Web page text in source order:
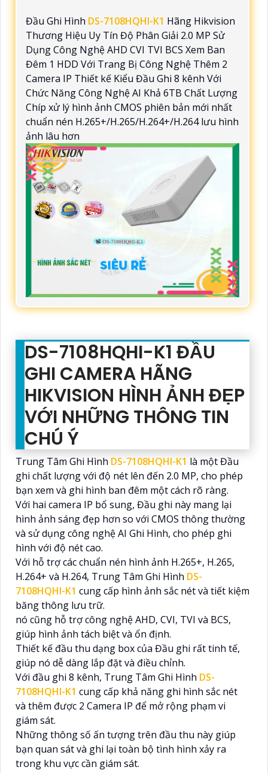
Đầu Ghi Hình DS-7108HQHI-K1 Hãng Hikvision
Thương Hiệu Uy Tín Độ Phân Giải 2.0 MP Sử
Dụng Công Nghệ AHD CVI TVI BCS Xem Ban
Đêm 1 HDD Với Trang Bị Công Nghệ Thêm 2
Camera IP Thiết kế Kiểu Đầu Ghi 8 kênh Với
Chức Năng Công Nghệ AI Khả 6TB Chất Lượng
Chíp xử lý hình ảnh CMOS phiên bản mới nhất
chuẩn nén H.265+/H.265/H.264+/H.264 lưu hình
ảnh lâu hơn
DS-7108HQHI-K1 ĐẦU
GHI CAMERA HÃNG
HIKVISION HÌNH ẢNH ĐẸP
VỚI NHỮNG THÔNG TIN
CHÚ Ý
Trung Tâm Ghi Hình DS-7108HQHI-K1 là một Đầu
ghi chất lượng với độ nét lên đến 2.0 MP, cho phép
bạn xem và ghi hình ban đêm một cách rõ ràng.
Với hai camera IP bổ sung, Đầu ghi này mang lại
hình ảnh sáng đẹp hơn so với CMOS thông thường
và sử dụng công nghệ AI Ghi Hình, cho phép ghi
hình với độ nét cao.
Với hỗ trợ các chuẩn nén hình ảnh H.265+, H.265,
H.264+ và H.264, Trung Tâm Ghi Hình DS-
7108HQHI-K1 cung cấp hình ảnh sắc nét và tiết kiệm
băng thông lưu trữ.
nó cũng hỗ trợ công nghệ AHD, CVI, TVI và BCS,
giúp hình ảnh tách biệt và ổn định.
Thiết kế đầu thu dạng box của Đầu ghi rất tinh tế,
giúp nó dễ dàng lắp đặt và điều chỉnh.
Với đầu ghi 8 kênh, Trung Tâm Ghi Hình DS-
7108HQHI-K1 cung cấp khả năng ghi hình sắc nét
và thêm được 2 Camera IP để mở rộng phạm vi
giám sát.
Những thông số ấn tượng trên đầu thu này giúp
bạn quan sát và ghi lại toàn bộ tình hình xảy ra
trong khu vực cần giám sát.